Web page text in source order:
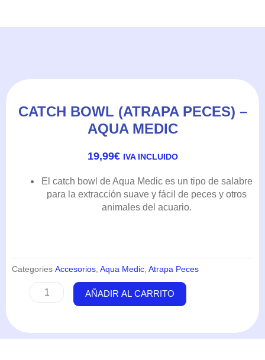
CATCH BOWL (ATRAPA PECES) –
AQUA MEDIC
19,99€ IVA INCLUIDO
El catch bowl de Aqua Medic es un tipo de salabre
para la extracción suave y fácil de peces y otros
animales del acuario.
Categories Accesorios Aqua Medic Atrapa Peces
Catch
-
AÑADIR AL CARRITO